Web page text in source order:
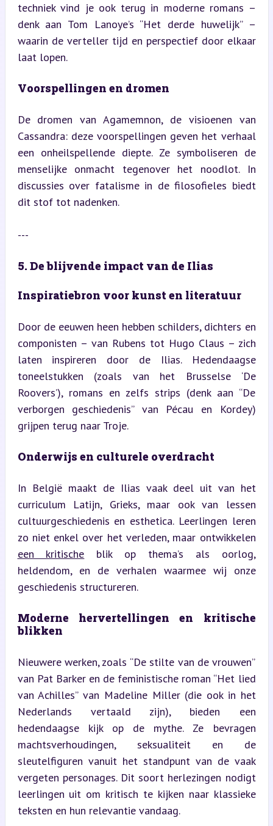
techniek vind je ook terug in moderne romans –
denk aan Tom Lanoye’s “Het derde huwelijk” –
waarin de verteller tijd en perspectief door elkaar
laat lopen.
Voorspellingen en dromen
De dromen van Agamemnon, de visioenen van
Cassandra: deze voorspellingen geven het verhaal
een onheilspellende diepte. Ze symboliseren de
menselijke onmacht tegenover het noodlot. In
discussies over fatalisme in de filosofieles biedt
dit stof tot nadenken.
---
5. De blijvende impact van de Ilias
Inspiratiebron voor kunst en literatuur
Door de eeuwen heen hebben schilders, dichters en
componisten – van Rubens tot Hugo Claus – zich
laten inspireren door de Ilias. Hedendaagse
toneelstukken (zoals van het Brusselse ‘De
Roovers’), romans en zelfs strips (denk aan “De
verborgen geschiedenis” van Pécau en Kordey)
grijpen terug naar Troje.
Onderwijs en culturele overdracht
In België maakt de Ilias vaak deel uit van het
curriculum Latijn, Grieks, maar ook van lessen
cultuurgeschiedenis en esthetica. Leerlingen leren
een kritische blik op thema’s als oorlog,
heldendom, en de verhalen waarmee wij onze
geschiedenis structureren.
Moderne hervertellingen en kritische
blikken
Nieuwere werken, zoals “De stilte van de vrouwen”
van Pat Barker en de feministische roman “Het lied
van Achilles” van Madeline Miller (die ook in het
Nederlands vertaald zijn), bieden een
hedendaagse kijk op de mythe. Ze bevragen
machtsverhoudingen, seksualiteit en de
sleutelfiguren vanuit het standpunt van de vaak
vergeten personages. Dit soort herlezingen nodigt
leerlingen uit om kritisch te kijken naar klassieke
teksten en hun relevantie vandaag.